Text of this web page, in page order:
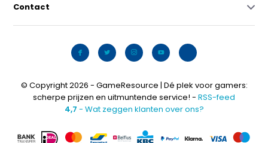
Contact
© Copyright 2026 - GameResource | Dé plek voor gamers:
scherpe prijzen en uitmuntende service! - RSS-feed
4,7 - Wat zeggen klanten over ons?